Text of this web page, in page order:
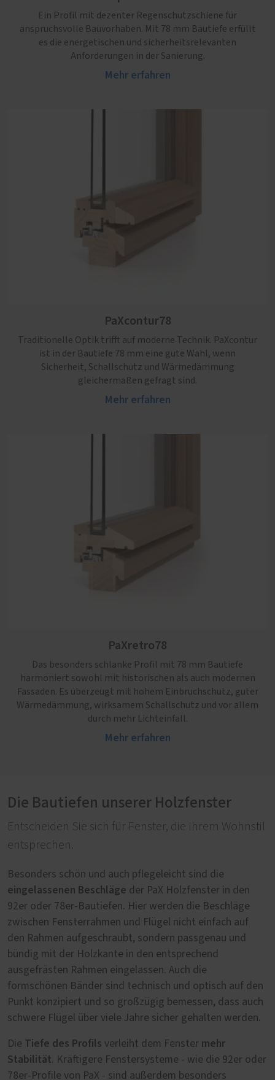
Ein Profil mit dezenter Regenschutzschiene für
anspruchsvolle Bauvorhaben. Mit 78 mm Bautiefe erfüllt
es die energetischen und sicherheitsrelevanten
Anforderungen in der Sanierung.
Mehr erfahren
PaXcontur78
Traditionelle Optik trifft auf moderne Technik. PaXcontur
ist in der Bautiefe 78 mm eine gute Wahl, wenn
Sicherheit, Schallschutz und Wärmedämmung
gleichermaßen gefragt sind.
Mehr erfahren
PaXretro78
Das besonders schlanke Profil mit 78 mm Bautiefe
harmoniert sowohl mit historischen als auch modernen
Fassaden. Es überzeugt mit hohem Einbruchschutz, guter
Wärmedämmung, wirksamem Schallschutz und vor allem
durch mehr Lichteinfall.
Mehr erfahren
gute Wahl, wenn Sicherheit, Schallschutz und
Wärmedämmung gleichermaßen gefragt sind.
Mehr erfahren
anspruchsvolle Bauvorhaben. Mit bis zu 92 mm Bautiefe
erfüllt es höchste energetische und sicherheitsrelevante
Anforderungen.
Mehr erfahren
Mehr erfahren
Nachbildung historischer Fenster.
Mehr erfahren
Mehr erfahren
Die Bautiefen unserer Holzfenster
Entscheiden Sie sich für Fenster, die Ihrem Wohnstil
entsprechen.
Besonders schön und auch pflegeleicht sind die
eingelassenen Beschläge der PaX Holzfenster in den
92er oder 78er-Bautiefen. Hier werden die Beschläge
zwischen Fensterrahmen und Flügel nicht einfach auf
den Rahmen aufgeschraubt, sondern passgenau und
bündig mit der Holzkante in den entsprechend
ausgefrästen Rahmen eingelassen. Auch die
formschönen Bänder sind technisch und optisch auf den
Punkt konzipiert und so großzügig bemessen, dass auch
schwere Flügel über viele Jahre sicher gehalten werden.
Die Tiefe des Profils verleiht dem Fenster mehr
Stabilität. Kräftigere Fenstersysteme - wie die 92er oder
78er-Profile von PaX - sind außerdem besonders